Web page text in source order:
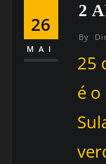
26
MAI
2
By
25
é